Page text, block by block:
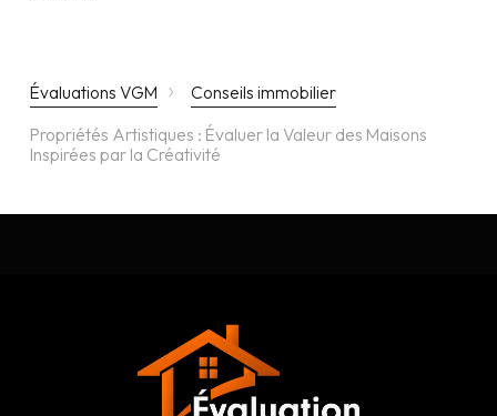
Évaluations VGM ›
Conseils immobilier
Propriétés Artistiques : Évaluer la Valeur des Maisons
Inspirées par la Créativité